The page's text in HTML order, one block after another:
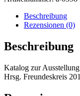
Beschreibung
Rezensionen (0)
Beschreibung
Katalog zur
Hrsg. Freundeskreis